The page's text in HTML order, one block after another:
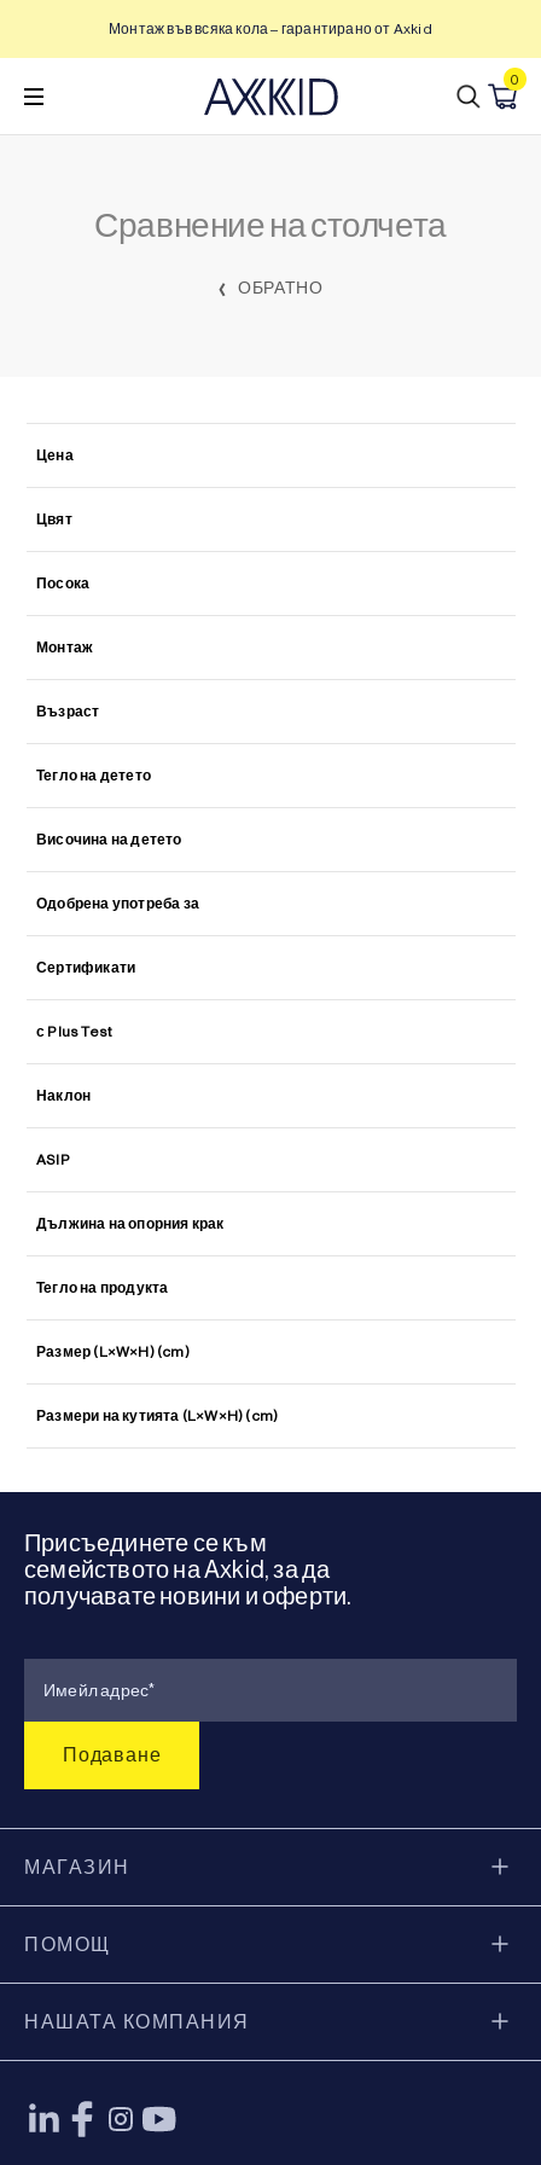
съдържанието
Монтаж във всяка кола – гарантирано от Axkid
0
Сравнение на столчета
ОБРАТНО
Цена
Цвят
Посока
Монтаж
Възраст
Тегло на детето
Височина на детето
Одобрена употреба за
Сертификати
с Plus Test
Наклон
ASIP
Дължина на опорния крак
Тегло на продукта
Размер (L×W×H) (cm)
Размери на кутията (L×W×H) (cm)
Присъединете се към
семейството на Axkid, за да
получавате новини и оферти.
МАГАЗИН
ПОМОЩ
НАШАТА КОМПАНИЯ